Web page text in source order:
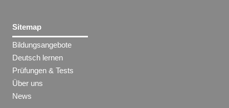
Sitemap
Bildungsangebote
Deutsch lernen
Prüfungen & Tests
Über uns
News